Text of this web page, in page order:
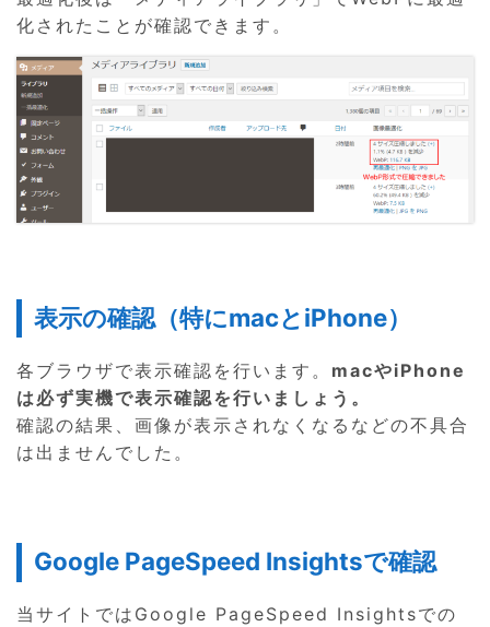
化されたことが確認できます。
表示の確認（特にmacとiPhone）
各ブラウザで表示確認を行います。 macやiPhone
は必ず実機で表示確認を行いましょう。
確認の結果、画像が表示されなくなるなどの不具合
は出ませんでした。
Google PageSpeed Insightsで確認
当サイトではGoogle PageSpeed Insightsでの